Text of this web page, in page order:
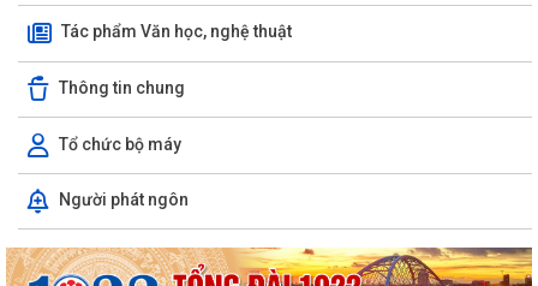
Tác phẩm Văn học, nghệ thuật
Thông tin chung
Tổ chức bộ máy
Người phát ngôn